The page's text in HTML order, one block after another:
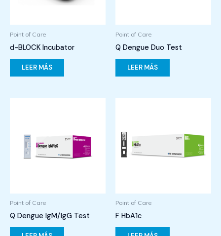
Point of Care
d-BLOCK Incubator
LEER MÁS
Point of Care
Q Dengue Duo Test
LEER MÁS
Point of Care
Q Dengue IgM/IgG Test
Point of Care
F HbA1c